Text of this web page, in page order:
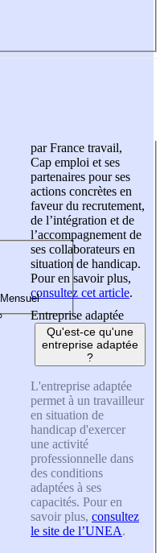
par France travail,
Cap emploi et ses
partenaires pour ses
actions concrètes en
faveur du recrutement,
de l’intégration et de
l’accompagnement de
ses collaborateurs en
situation de handicap.
Pour en savoir plus,
consultez cet article.
Entreprise adaptée
Qu'est-ce qu'une
entreprise adaptée
?
L'entreprise adaptée
permet à un travailleur
en situation de
handicap d'exercer
une activité
professionnelle dans
des conditions
adaptées à ses
capacités. Pour en
savoir plus, consultez
le site de l’UNEA.